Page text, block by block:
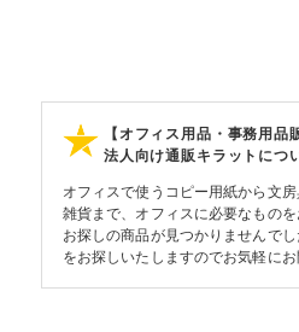
【オフィス用品・事務用品
法人向け通販キラットにつ
オフィスで使うコピー用紙から文
雑貨まで、オフィスに必要なものを
お探しの商品が見つかりませんで
をお探しいたしますのでお気軽にお